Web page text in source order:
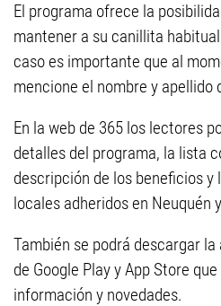
El programa ofrece la
mantener a su canillita
caso es importante que al
mencione el nombre y apellido
En la web de 365 los lectores
detalles del programa, la lista
descripción de los beneficios y
locales adheridos en Neuquén
También se podrá descargar
de Google Play y App Store
información y novedades.